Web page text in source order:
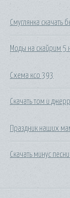
Смуглянка скачать
Моды на скайрим 5
Схема ксо 393
Скачать том и
Праздник наших
Скачать минус